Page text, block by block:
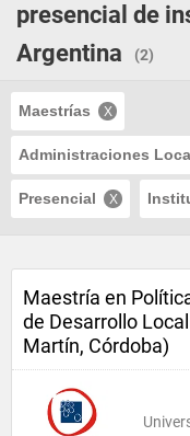
presencial de
Argentina
(2)
Maestrías
Administraciones
Presencial
Maestría en
de Desarrollo
Martín, Córdoba)